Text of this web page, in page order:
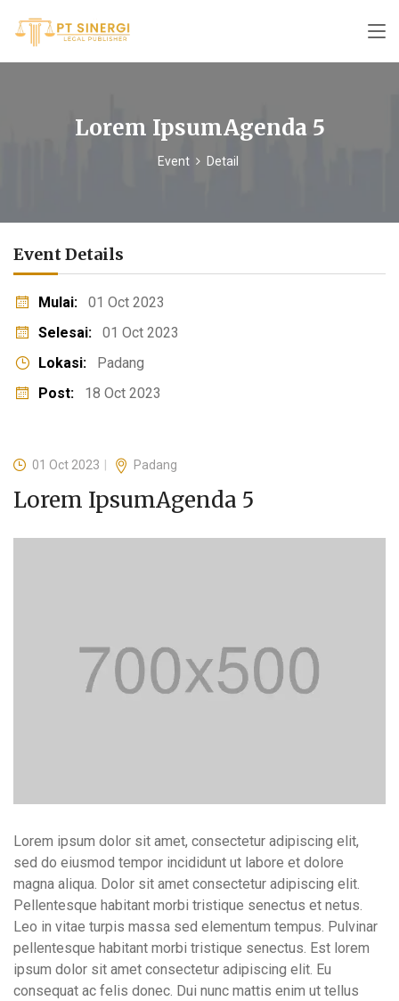
Lorem IpsumAgenda 5
Event Detail
Event Details
Mulai:
01 Oct 2023
Selesai:
01 Oct 2023
Lokasi:
Padang
Post:
18 Oct 2023
01 Oct 2023 Padang
Lorem IpsumAgenda 5
Lorem ipsum dolor sit amet, consectetur adipiscing elit,
sed do eiusmod tempor incididunt ut labore et dolore
magna aliqua. Dolor sit amet consectetur adipiscing elit.
Pellentesque habitant morbi tristique senectus et netus.
Leo in vitae turpis massa sed elementum tempus. Pulvinar
pellentesque habitant morbi tristique senectus. Est lorem
ipsum dolor sit amet consectetur adipiscing elit. Eu
consequat ac felis donec. Dui nunc mattis enim ut tellus